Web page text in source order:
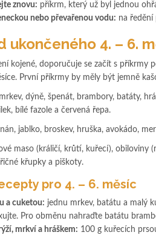
znovu: příkrm, který už byl jednou
nebo převařenou vodu: na ředění
ukončeného 4. – 6.
kojené, doporučuje se začít s příkrmy
První příkrmy by měly být jemně
mrkev, dýně, špenát, brambory, batáty,
bílé fazole a červená řepa.
jablko, broskev, hruška, avokádo,
maso (králičí, krůtí, kuřecí), obiloviny
křupky a piškoty.
pro 4. – 6. měsíc
a cuketou: jednu mrkev, batátu a malý
Pro obměnu nahraďte batátu
mrkví a hráškem: 100 g kuřecích